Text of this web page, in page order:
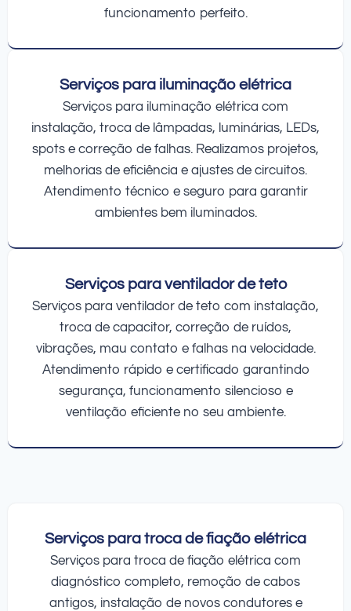
funcionamento perfeito.
Serviços para iluminação elétrica
Serviços para iluminação elétrica com
instalação, troca de lâmpadas, luminárias, LEDs,
spots e correção de falhas. Realizamos projetos,
melhorias de eficiência e ajustes de circuitos.
Atendimento técnico e seguro para garantir
ambientes bem iluminados.
Serviços para ventilador de teto
Serviços para ventilador de teto com instalação,
troca de capacitor, correção de ruídos,
vibrações, mau contato e falhas na velocidade.
Atendimento rápido e certificado garantindo
segurança, funcionamento silencioso e
ventilação eficiente no seu ambiente.
Serviços para troca de fiação elétrica
Serviços para troca de fiação elétrica com
diagnóstico completo, remoção de cabos
antigos, instalação de novos condutores e